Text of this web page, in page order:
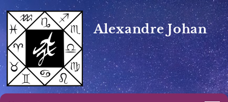
Alexandre Johan